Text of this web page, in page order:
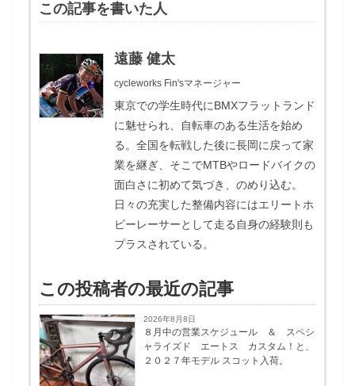
この記事を書いた人
遠藤 健太
cycleworks Fin'sマネージャー
東京での学生時代にBMXフラットランド
に魅せられ、自転車のある生活を始め
る。全国を転戦した後に長岡に戻って家
業を継ぎ、そこでMTBやロードバイクの
面白さに初めて気づき、のめり込む。
日々の充実した整備内容にはエリートホ
ビーレーサーとして走る自身の経験則も
プラスされている。
この投稿者の最近の記事
2026年8月8日
８月中の営業スケジュール ＆ スペシ
ャライズド エートス カスタム！と、
２０２７年モデル スコット入荷。